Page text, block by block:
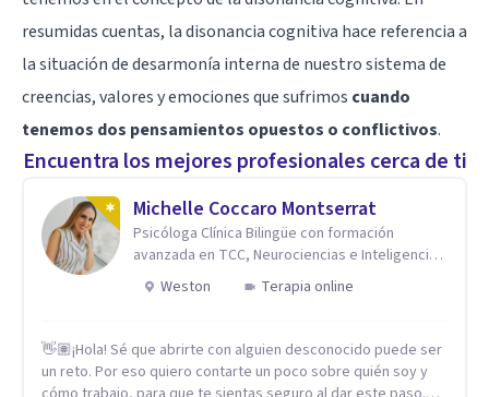
resumidas cuentas, la disonancia cognitiva hace referencia a
la situación de desarmonía interna de nuestro sistema de
creencias, valores y emociones que sufrimos cuando
tenemos dos pensamientos opuestos o conflictivos.
Encuentra los mejores profesionales cerca de ti
Michelle Coccaro Montserrat
Psicóloga Clínica Bilingüe con formación
avanzada en TCC, Neurociencias e Inteligencia
Emocional.
Weston Terapia online
👋🏽¡Hola! Sé que abrirte con alguien desconocido puede ser
un reto. Por eso quiero contarte un poco sobre quién soy y